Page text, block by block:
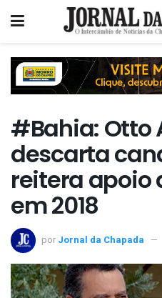
#Bahia: Otto
descarta
reitera apoio
em 2018
por Jornal da Chapada